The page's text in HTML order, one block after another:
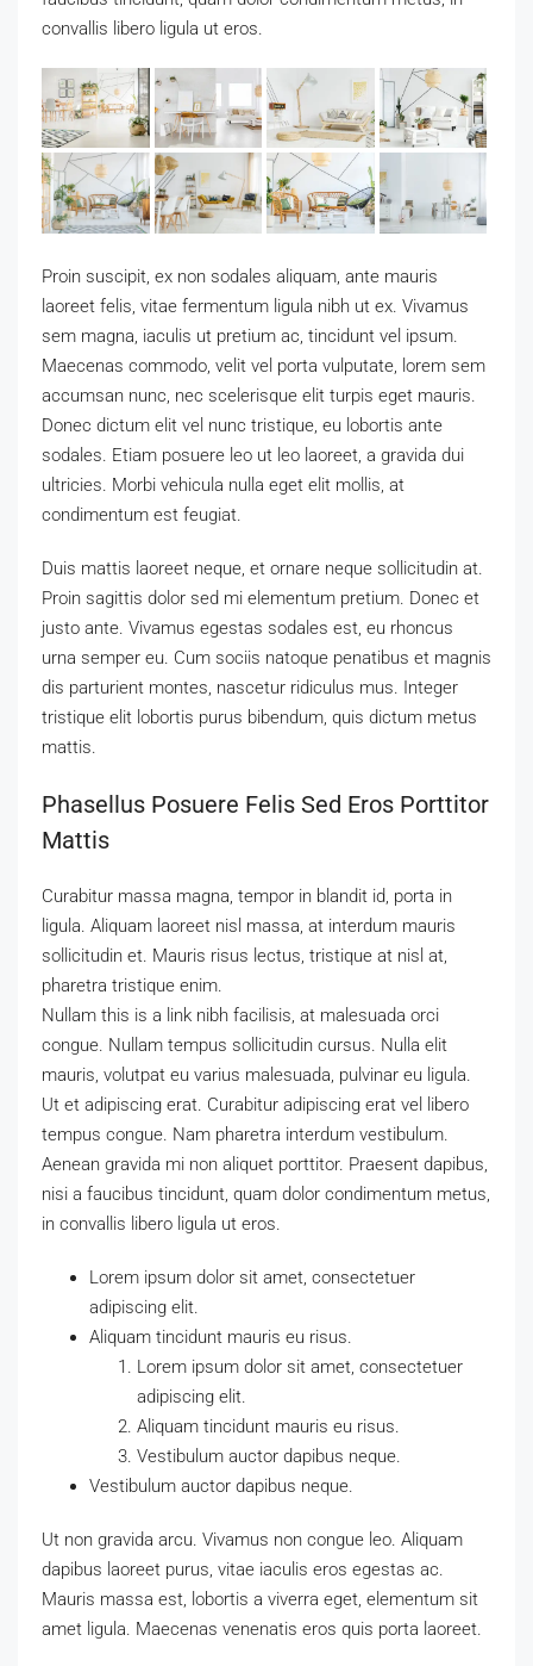
convallis libero ligula ut eros.
Proin suscipit, ex non sodales aliquam, ante mauris
laoreet felis, vitae fermentum ligula nibh ut ex. Vivamus
sem magna, iaculis ut pretium ac, tincidunt vel ipsum.
Maecenas commodo, velit vel porta vulputate, lorem sem
accumsan nunc, nec scelerisque elit turpis eget mauris.
Donec dictum elit vel nunc tristique, eu lobortis ante
sodales. Etiam posuere leo ut leo laoreet, a gravida dui
ultricies. Morbi vehicula nulla eget elit mollis, at
condimentum est feugiat.
Duis mattis laoreet neque, et ornare neque sollicitudin at.
Proin sagittis dolor sed mi elementum pretium. Donec et
justo ante. Vivamus egestas sodales est, eu rhoncus
urna semper eu. Cum sociis natoque penatibus et magnis
dis parturient montes, nascetur ridiculus mus. Integer
tristique elit lobortis purus bibendum, quis dictum metus
mattis.
Phasellus Posuere Felis Sed Eros Porttitor
Mattis
Curabitur massa magna, tempor in blandit id, porta in
ligula. Aliquam laoreet nisl massa, at interdum mauris
sollicitudin et. Mauris risus lectus, tristique at nisl at,
pharetra tristique enim.
Nullam this is a link nibh facilisis, at malesuada orci
congue. Nullam tempus sollicitudin cursus. Nulla elit
mauris, volutpat eu varius malesuada, pulvinar eu ligula.
Ut et adipiscing erat. Curabitur adipiscing erat vel libero
tempus congue. Nam pharetra interdum vestibulum.
Aenean gravida mi non aliquet porttitor. Praesent dapibus,
nisi a faucibus tincidunt, quam dolor condimentum metus,
in convallis libero ligula ut eros.
Lorem ipsum dolor sit amet, consectetuer
adipiscing elit.
Aliquam tincidunt mauris eu risus.
Lorem ipsum dolor sit amet, consectetuer
adipiscing elit.
Aliquam tincidunt mauris eu risus.
Vestibulum auctor dapibus neque.
Vestibulum auctor dapibus neque.
Ut non gravida arcu. Vivamus non congue leo. Aliquam
dapibus laoreet purus, vitae iaculis eros egestas ac.
Mauris massa est, lobortis a viverra eget, elementum sit
amet ligula. Maecenas venenatis eros quis porta laoreet.